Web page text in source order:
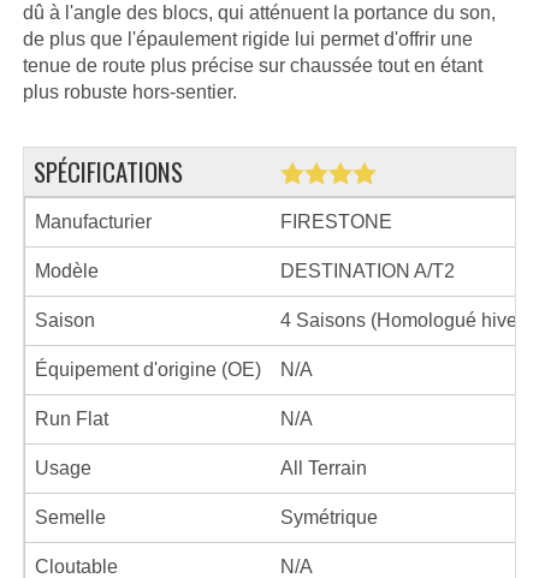
dû à l'angle des blocs, qui atténuent la portance du son,
de plus que l'épaulement rigide lui permet d'offrir une
tenue de route plus précise sur chaussée tout en étant
plus robuste hors-sentier.
SPÉCIFICATIONS
Manufacturier FIRESTONE
Modèle DESTINATION A/T2
Saison 4 Saisons (Homologué hiver)
Équipement d'origine (OE) N/A
Run Flat N/A
Usage All Terrain
Semelle Symétrique
Cloutable N/A